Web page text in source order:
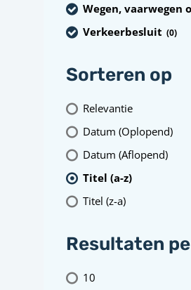
Wegen, vaarwegen
Verkeerbesluit (0)
Sorteren op
Relevantie
Datum (Oplopend)
Datum (Aflopend)
Titel (a-z)
Titel (z-a)
Resultaten
10